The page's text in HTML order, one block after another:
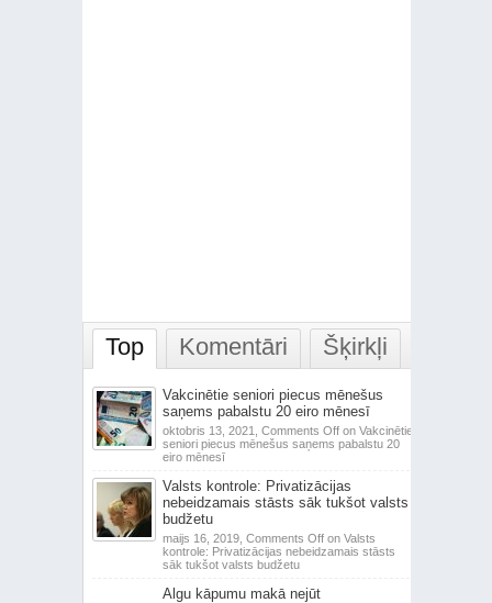
Top Komentāri Šķirkļi
Vakcinētie seniori piecus mēnešus
saņems pabalstu 20 eiro mēnesī
oktobris 13, 2021, Comments Offon Vakcinētie
seniori piecus mēnešus saņems pabalstu 20
eiro mēnesī
Valsts kontrole: Privatizācijas
nebeidzamais stāsts sāk tukšot valsts
budžetu
maijs 16, 2019, Comments Offon Valsts
kontrole: Privatizācijas nebeidzamais stāsts
sāk tukšot valsts budžetu
Algu kāpumu makā nejūt